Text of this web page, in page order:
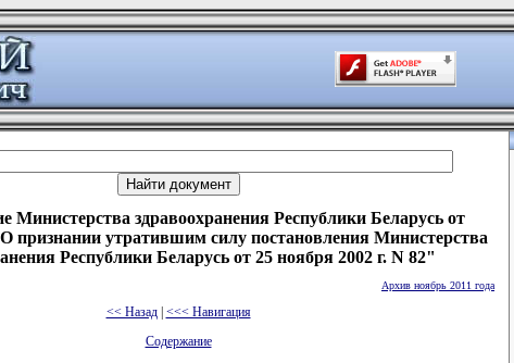
Министерства здравоохранения Республики Беларусь от
признании утратившим силу постановления Министерства
Республики Беларусь от 25 ноября 2002 г. N 82"
Архив ноябрь 2011 года
<< Назад| <<< Навигация
Содержание